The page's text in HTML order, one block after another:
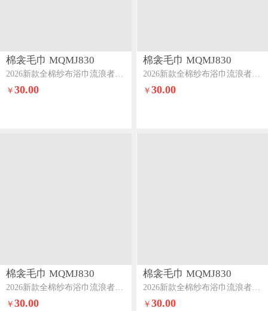
棉衾毛巾 MQMJ830
2026新款全棉纱布浴巾流浪者系列流苏款羊驼
￥30.00
棉衾毛巾 MQMJ830
2026新款全棉纱布浴巾流浪者系列流苏款曼陀罗
￥ 30.00
棉衾毛巾 MQMJ830
2026新款全棉纱布浴巾流浪者系列流苏款起司小狗
￥30.00
棉衾毛巾 MQMJ830
2026新款全棉纱布浴巾流浪者系列流苏款此青绿
￥ 30.00